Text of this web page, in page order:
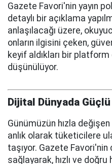
Gazete Favori'nin yayın
detaylı bir açıklama
anlaşılacağı üzere,
onların ilgisini çeken,
keyif aldıkları bir
düşünülüyor.
Dijital Dünyada
Günümüzün hızla
anlık olarak tüketicilere
taşıyor. Gazete
sağlayarak, hızlı ve